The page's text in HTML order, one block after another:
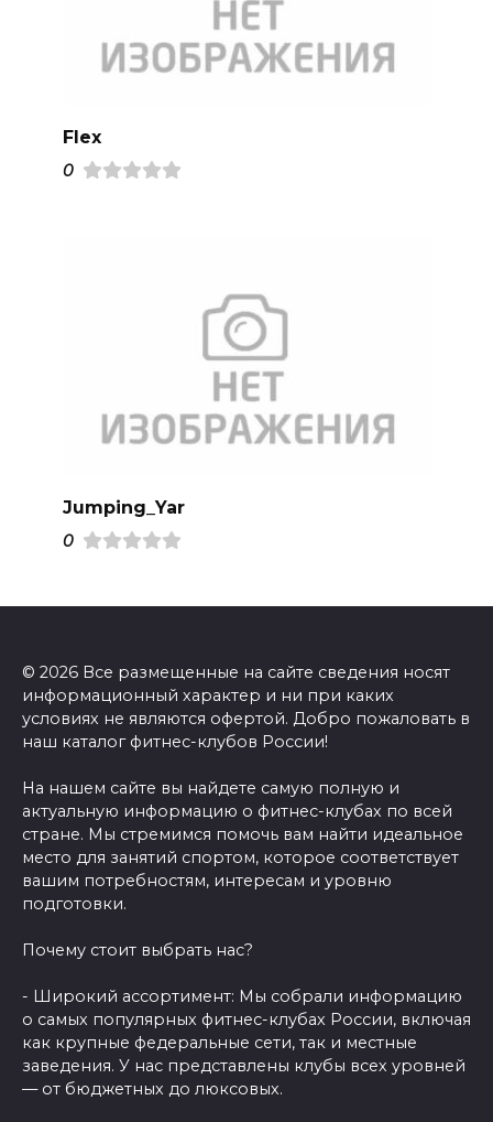
Flex
0
Jumping_Yar
0
© 2026 Все размещенные на сайте сведения носят
информационный характер и ни при каких
условиях не являются офертой. Добро пожаловать в
наш каталог фитнес-клубов России!
На нашем сайте вы найдете самую полную и
актуальную информацию о фитнес-клубах по всей
стране. Мы стремимся помочь вам найти идеальное
место для занятий спортом, которое соответствует
вашим потребностям, интересам и уровню
подготовки.
Почему стоит выбрать нас?
- Широкий ассортимент: Мы собрали информацию
о самых популярных фитнес-клубах России, включая
как крупные федеральные сети, так и местные
заведения. У нас представлены клубы всех уровней
— от бюджетных до люксовых.